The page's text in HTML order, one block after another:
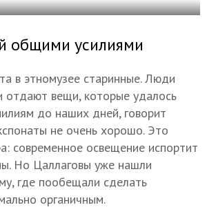
общими усилиями
в этномузее старинные. Люди
отдают вещи, которые удалось
до наших дней, говорит
не очень хорошо. Это
современное освещение испортит
Но Цаллаговы уже нашли
где пообещали сделать
органичным.